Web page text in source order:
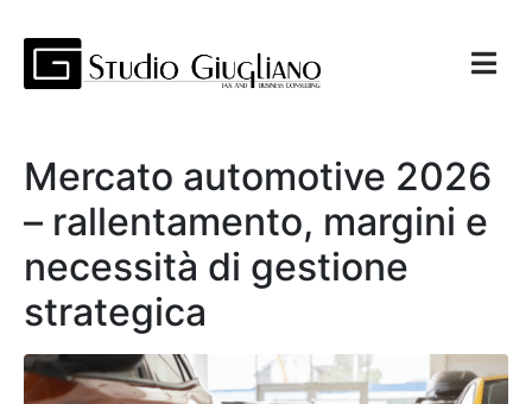
Mercato automotive 2026
– rallentamento, margini e
necessità di gestione
strategica